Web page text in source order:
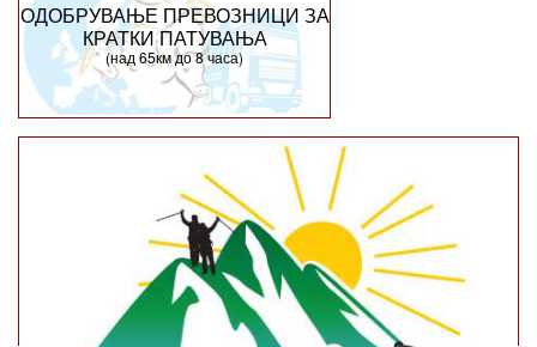
ОДОБРУВАЊЕ ПРЕВОЗНИЦИ ЗА
КРАТКИ ПАТУВАЊА
(над 65км до 8 часа)